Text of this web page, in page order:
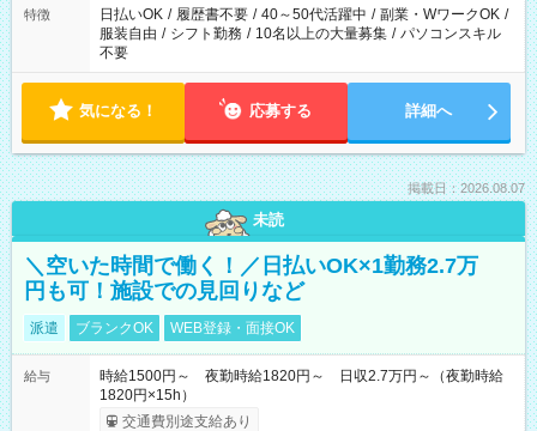
特徴 日払いOK / 履歴書不要 / 40～50代活躍中 / 副業・WワークOK /
服装自由 / シフト勤務 / 10名以上の大量募集 / パソコンスキル
不要
気になる！ 応募する 詳細へ
掲載日：2026.08.07
未読
＼空いた時間で働く！／日払いOK×1勤務2.7万
円も可！施設での見回りなど
派遣 ブランクOK WEB登録・面接OK
給与
時給1500円～ 夜勤時給1820円～ 日収2.7万円～（夜勤時給
1820円×15h）
交通費別途支給あり